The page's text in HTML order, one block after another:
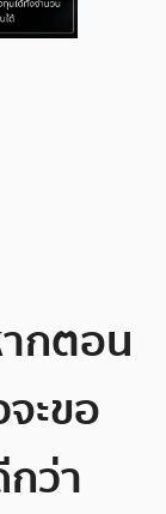
กตอน
ะขอ
ว่า